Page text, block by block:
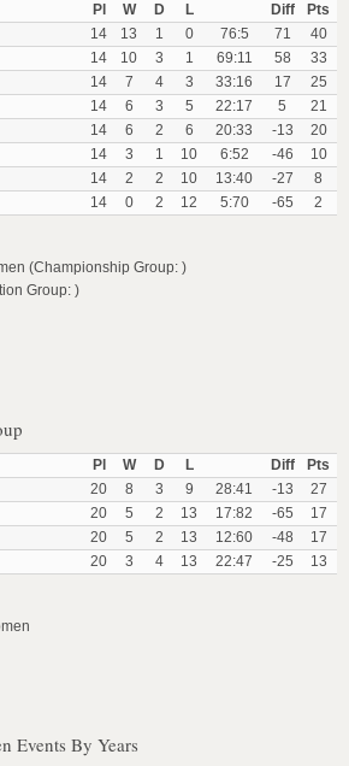
Pl W D L Diff
Pts
14 13 1 0 76:5 71
40
14 10 3 1 69:11 58
33
14 7 4 3 33:16 17
25
14 6 3 5 22:17 5
21
14 6 2 6 20:33 -13
20
14 3 1 10 6:52 -46
10
14 2 2 10 13:40 -27
8
14 0 2 12 5:70 -65 2
(Championship Group: )
Group: )
Pl W D L Diff
Pts
20 8 3 9 28:41 -13
27
20 5 2 13 17:82 -65
17
20 5 2 13 12:60 -48
17
20 3 4 13 22:47 -25 13
Events By Years